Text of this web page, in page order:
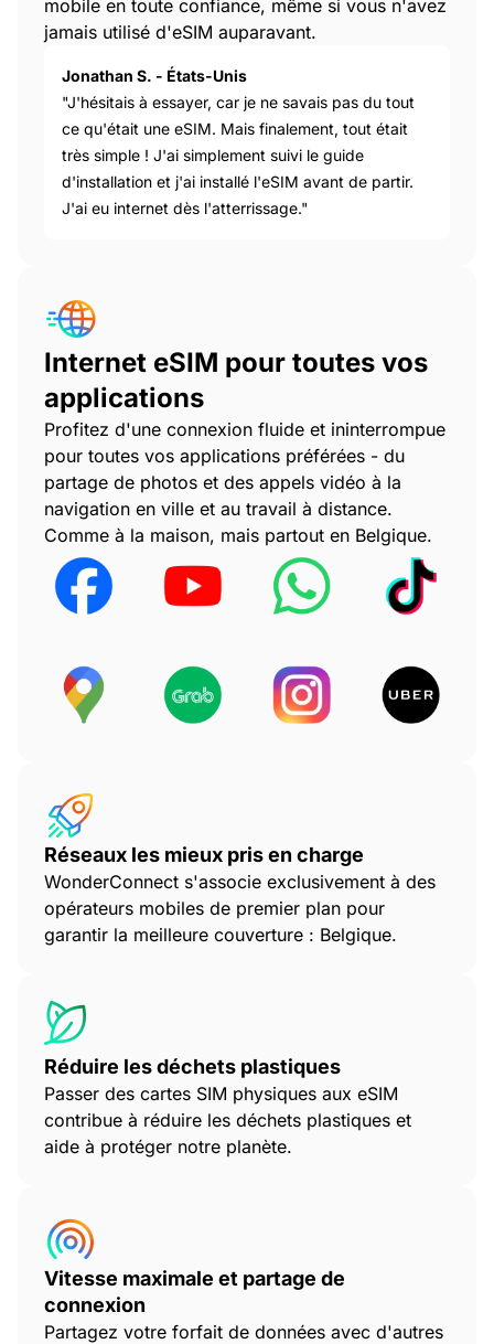
mobile en toute confiance, même si vous n'avez
jamais utilisé d'eSIM auparavant.
Jonathan S. - États-Unis
"J'hésitais à essayer, car je ne savais pas du tout
ce qu'était une eSIM. Mais finalement, tout était
très simple ! J'ai simplement suivi le guide
d'installation et j'ai installé l'eSIM avant de partir.
J'ai eu internet dès l'atterrissage."
Internet eSIM pour toutes vos
applications
Profitez d'une connexion fluide et ininterrompue
pour toutes vos applications préférées - du
partage de photos et des appels vidéo à la
navigation en ville et au travail à distance.
Comme à la maison, mais partout en Belgique.
Réseaux les mieux pris en charge
WonderConnect s'associe exclusivement à des
opérateurs mobiles de premier plan pour
garantir la meilleure couverture : Belgique.
Réduire les déchets plastiques
Passer des cartes SIM physiques aux eSIM
contribue à réduire les déchets plastiques et
aide à protéger notre planète.
Vitesse maximale et partage de
connexion
Partagez votre forfait de données avec d'autres